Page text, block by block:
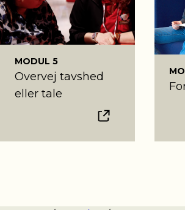
MODUL 5
Overvej tavshed
eller tale